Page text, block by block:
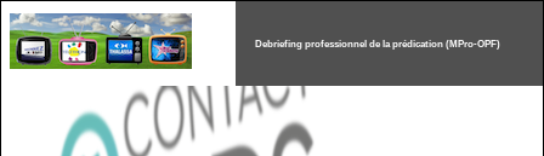
Debriefing professionnel de la prédication (MPro-OPF)